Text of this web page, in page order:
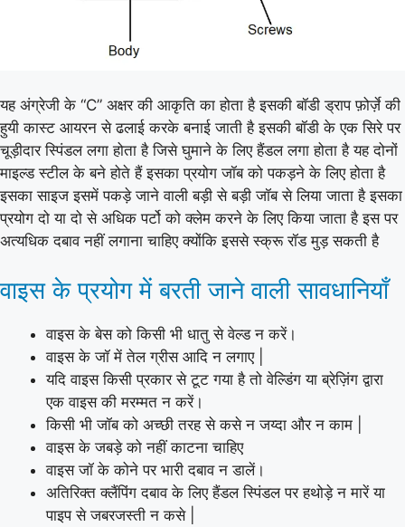
यह अंग्रेजी के “C” अक्षर की आकृति का होता है इसकी बॉडी ड्राप फ़ोर्ज़े की
हुयी कास्ट आयरन से ढलाई करके बनाई जाती है इसकी बॉडी के एक सिरे पर
चूड़ीदार स्पिंडल लगा होता है जिसे घुमाने के लिए हैंडल लगा होता है यह दोनों
माइल्ड स्टील के बने होते हैं इसका प्रयोग जॉब को पकड़ने के लिए होता है
इसका साइज इसमें पकड़े जाने वाली बड़ी से बड़ी जॉब से लिया जाता है इसका
प्रयोग दो या दो से अधिक पर्टो को क्लेम करने के लिए किया जाता है इस पर
अत्यधिक दबाव नहीं लगाना चाहिए क्योंकि इससे स्क्रू रॉड मुड़ सकती है
वाइस के प्रयोग में बरती जाने वाली सावधानियाँ
वाइस के बेस को किसी भी धातु से वेल्ड न करें।
वाइस के जॉ में तेल ग्रीस आदि न लगाए |
यदि वाइस किसी प्रकार से टूट गया है तो वेल्डिंग या ब्रेज़िंग द्वारा
एक वाइस की मरम्मत न करें।
किसी भी जॉब को अच्छी तरह से कसे न जय्दा और न काम |
वाइस के जबड़े को नहीं काटना चाहिए
वाइस जॉ के कोने पर भारी दबाव न डालें।
अतिरिक्त क्लैंपिंग दबाव के लिए हैंडल स्पिंडल पर हथोड़े न मारें या
पाइप से जबरजस्ती न कसे |